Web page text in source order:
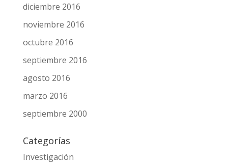
diciembre 2016
noviembre 2016
octubre 2016
septiembre 2016
agosto 2016
marzo 2016
septiembre 2000
Categorías
Investigación